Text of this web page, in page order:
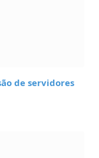
de servidores